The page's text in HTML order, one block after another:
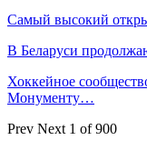
Самый высокий
В Беларуси
Хоккейное
Монументу…
Prev Next 1 of 900